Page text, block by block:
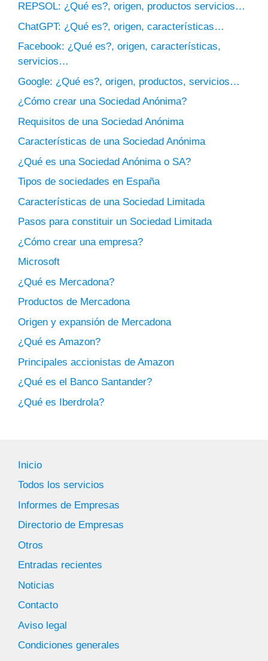
REPSOL: ¿Qué es?, origen, productos servicios…
ChatGPT: ¿Qué es?, origen, características…
Facebook: ¿Qué es?, origen, características,
servicios…
Google: ¿Qué es?, origen, productos, servicios…
¿Cómo crear una Sociedad Anónima?
Requisitos de una Sociedad Anónima
Características de una Sociedad Anónima
¿Qué es una Sociedad Anónima o SA?
Tipos de sociedades en España
Características de una Sociedad Limitada
Pasos para constituir un Sociedad Limitada
¿Cómo crear una empresa?
Microsoft
¿Qué es Mercadona?
Productos de Mercadona
Origen y expansión de Mercadona
¿Qué es Amazon?
Principales accionistas de Amazon
¿Qué es el Banco Santander?
¿Qué es Iberdrola?
Inicio
Todos los servicios
Informes de Empresas
Directorio de Empresas
Otros
Entradas recientes
Noticias
Contacto
Aviso legal
Condiciones generales